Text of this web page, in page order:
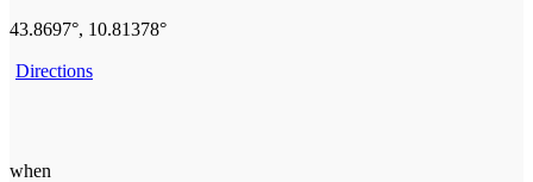
43.8697°, 10.81378°
Directions
when